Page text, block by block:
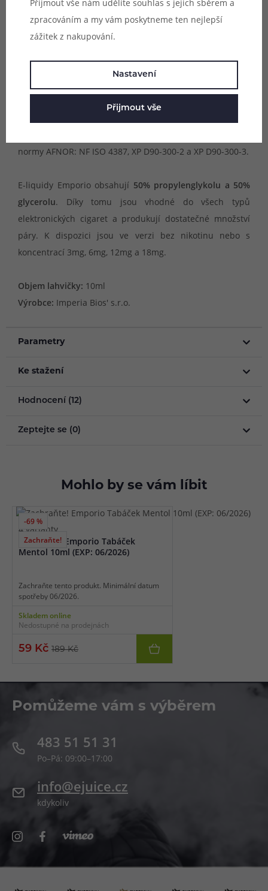
rozmanitostí.
pro výrobu, dodržením standardních výrobních procesů
technologickým postupem při výrobě. Všechny e-liquidy
normy AFNOR: NF ISO 4387, XP D90-300-2 a XP D90-300-3.
E-liquidy Emporio obsahují 50% propylenglykolu a 50%
glycerolu. Díky tomu jsou vhodné do všech typů
elektronických cigaret a produkují dostatečné množství
páry. K dispozici jsou ve verzi bez nikotinu nebo s
koncentrací 3mg, 6mg, 12mg a 18mg.
Objem lahvičky: 10ml
Výrobce: Imperia Bios' s.r.o.
Parametry
Ke stažení
Hodnocení (12)
Zeptejte se (0)
Mohlo by se vám líbit
-69 %
Zachraňte!
4 varianty
Zachraňte! Emporio Tabáček
Mentol 10ml (EXP: 06/2026)
Zachraňte tento produkt. Minimální datum
spotřeby 06/2026.
Skladem online
Nedostupné na prodejnách
59 Kč 189 Kč
Pomůžeme vám s výběrem
483 51 51 31
Po–Pá: 09:00–17:00
info@ejuice.cz
kdykoliv
Přijmout vše nám udělíte souhlas s jejich sběrem a
zpracováním a my vám poskytneme ten nejlepší
zážitek z nakupování.
Nastavení
Přijmout vše